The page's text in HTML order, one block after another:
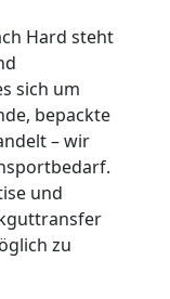
Hard steht
sich um
bepackte
– wir
und
zu